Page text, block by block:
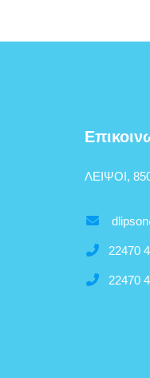
ΛΕΙΨΟΙ,
22470
22470